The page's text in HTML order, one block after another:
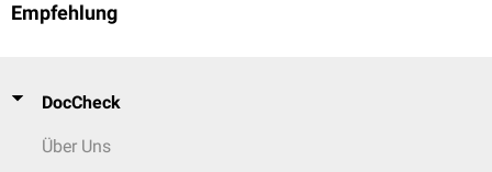
Empfehlung
DocCheck
Über Uns